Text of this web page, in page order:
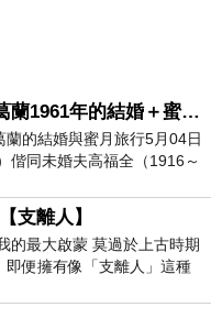
AI「曼波女郎」葛蘭1961年的結婚＋蜜月旅行 #戀上老電影 #葛蘭 #粟子
的結婚與蜜月旅行5月04日
偕同未婚夫高福全（1916～
月15日於英國倫敦St.S
支離人】
的最大啟蒙 莫過於上古時期
即便擁有像「支離人」這種
未必讀